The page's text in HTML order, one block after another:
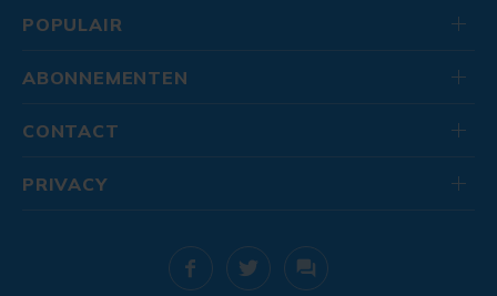
POPULAIR
ABONNEMENTEN
CONTACT
PRIVACY